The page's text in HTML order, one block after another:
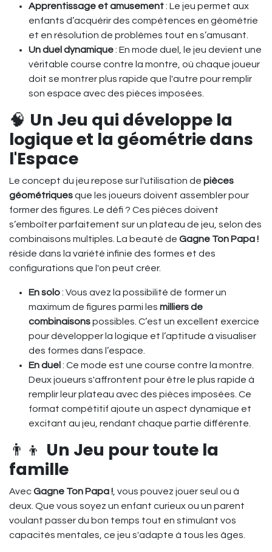
Apprentissage et amusement: Le jeu permet aux
enfants d’acquérir des compétences en géométrie
et en résolution de problèmes tout en s’amusant.
Un duel dynamique: En mode duel, le jeu devient une
véritable course contre la montre, où chaque joueur
doit se montrer plus rapide que l'autre pour remplir
son espace avec des pièces imposées.
🧠 Un Jeu qui développe la
logique et la géométrie dans
l'Espace
Le concept du jeu repose sur l'utilisation de pièces
géométriquesque les joueurs doivent assembler pour
former des figures. Le défi ? Ces pièces doivent
s’emboîter parfaitement sur un plateau de jeu, selon des
combinaisons multiples. La beauté de Gagne Ton Papa !
réside dans la variété infinie des formes et des
configurations que l'on peut créer.
En solo: Vous avez la possibilité de former un
maximum de figures parmi les milliers de
combinaisonspossibles. C’est un excellent exercice
pour développer la logique et l’aptitude à visualiser
des formes dans l’espace.
En duel : Ce mode est une course contre la montre.
Deux joueurs s'affrontent pour être le plus rapide à
remplir leur plateau avec des pièces imposées. Ce
format compétitif ajoute un aspect dynamique et
excitant au jeu, rendant chaque partie différente.
👨‍👦 Un Jeu pour toute la
famille
AvecGagne Ton Papa ! , vous pouvez jouer seul ou à
deux. Que vous soyez un enfant curieux ou un parent
voulant passer du bon temps tout en stimulant vos
capacités mentales, ce jeu s'adapte à tous les âges.